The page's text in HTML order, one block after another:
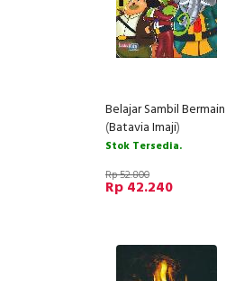
Belajar Sambil Bermain
(Batavia Imaji)
Stok Tersedia.
Rp 52.800
Rp 42.240